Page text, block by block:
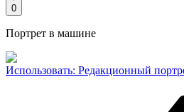
0
Портрет в машине
Использовать: Редакционный